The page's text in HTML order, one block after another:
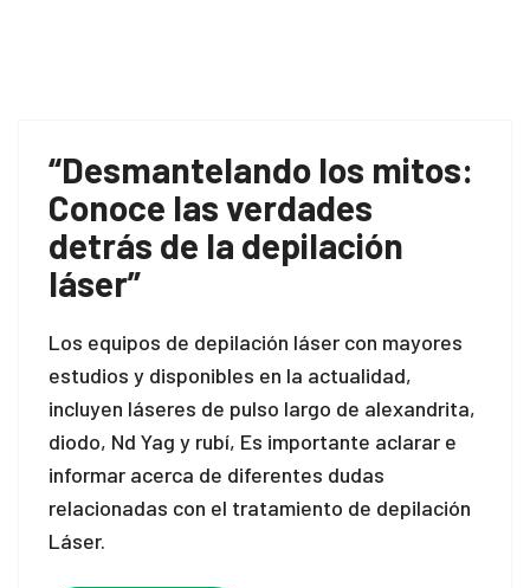
“Desmantelando los mitos:
Conoce las verdades
detrás de la depilación
láser”
Los equipos de depilación láser con mayores
estudios y disponibles en la actualidad,
incluyen láseres de pulso largo de alexandrita,
diodo, Nd Yag y rubí, Es importante aclarar e
informar acerca de diferentes dudas
relacionadas con el tratamiento de depilación
Láser.